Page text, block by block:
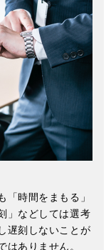
時間をまもる」
」などしては選考
遅刻しないことが
はありません。